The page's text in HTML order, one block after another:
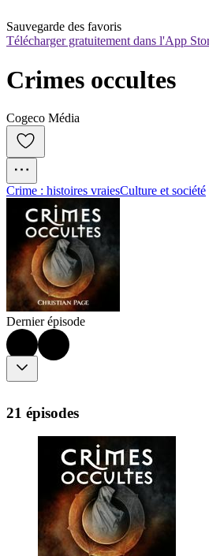
Sauvegarde des favoris
Télécharger gratuitement dans l'App
Crimes occultes
Cogeco Média
Crime : histoires vraiesCulture et société
Dernier épisode
21 épisodes